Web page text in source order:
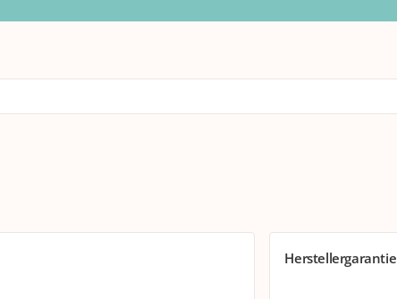
Herstellergarantie